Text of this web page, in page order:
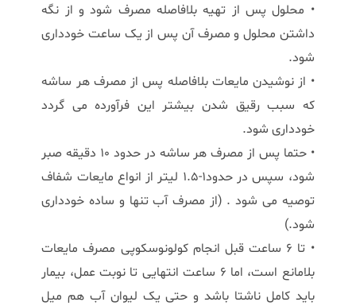
• محلول پس از تهیه بلافاصله مصرف شود و از نگه
داشتن محلول و مصرف آن پس از یک ساعت خودداری
شود.
• از نوشیدن مایعات بلافاصله پس از مصرف هر ساشه
که سبب رقیق شدن بیشتر این فرآورده می گردد
خودداری شود.
• حتما پس از مصرف هر ساشه در حدود 10 دقیقه صبر
شود، سپس در حدود1-1.5 لیتر از انواع مایعات شفاف
توصیه می شود . (از مصرف آب تنها و ساده خودداری
شود.)
• تا 6 ساعت قبل انجام کولونوسکوپی مصرف مایعات
بلامانع است، اما 6 ساعت انتهایی تا نوبت عمل، بیمار
باید کامل ناشتا باشد و حتی یک لیوان آب هم میل